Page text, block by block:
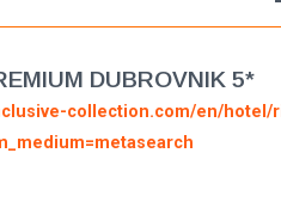
DUBROVNIK 5*
collection.com/en/hotel/